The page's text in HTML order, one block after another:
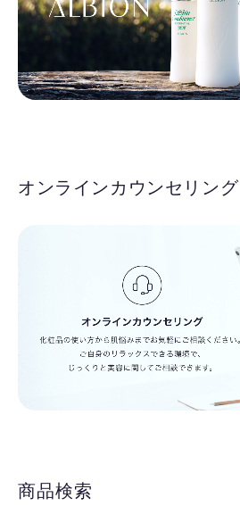
オンラインカウンセリング
商品検索